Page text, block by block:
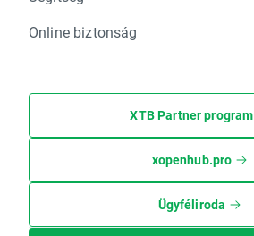
Online biztonság
XTB Partner program
xopenhub.pro
Ügyféliroda